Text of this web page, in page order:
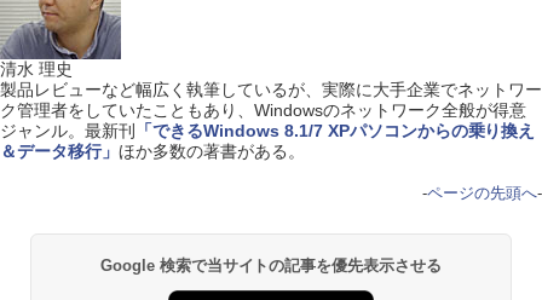
清水 理史
製品レビューなど幅広く執筆しているが、実際に大手企業でネットワー
ク管理者をしていたこともあり、Windowsのネットワーク全般が得意
ジャンル。最新刊
「できるWindows 8.1/7 XPパソコンからの乗り換え
＆データ移行」 ほか多数の著書がある。
-ページの先頭へ-
Google 検索で当サイトの記事を優先表示させる